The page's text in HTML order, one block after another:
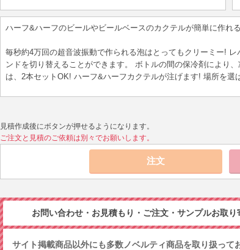
ハーフ&ハーフのビールやビールベースのカクテルが簡単に作れ
毎秒約4万回の超音波振動で作られる泡はとってもクリーミー!
ンドを切り替えることができます。 ボトルの間の保冷剤により
は、2本セットOK! ハーフ&ハーフカクテルが注げます! 場所を選
見積作成後にボタンが押せるようになります。
ご注文と見積のご依頼は別々でお願いします。
お問い合わせ・お見積もり・ご注文・サンプルお取
サイト掲載商品以外にも多数ノベルティ商品を取り扱って